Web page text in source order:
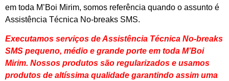
em toda M’Boi Mirim, somos referência quando o assunto é
Assistência Técnica No-breaks SMS.
Executamos serviços de Assistência Técnica No-breaks
SMS pequeno, médio e grande porte em toda M’Boi
Mirim. Nossos produtos são regularizados e usamos
produtos de altíssima qualidade garantindo assim uma